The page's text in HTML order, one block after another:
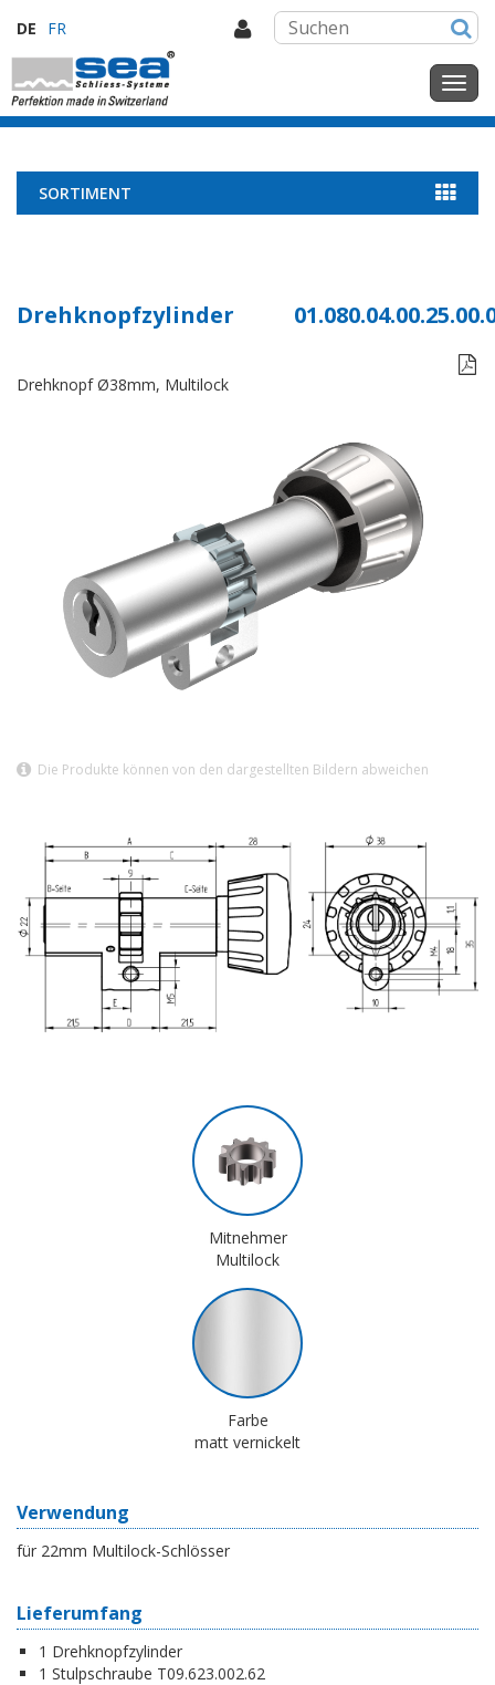
DE FR
SORTIMENT
Drehknopfzylinder

Drehknopf Ø38mm, Multilock
Die Produkte können von den dargestellten Bildern abweichen
Mitnehmer
Multilock
Farbe
matt vernickelt
Verwendung
für 22mm Multilock-Schlösser
Lieferumfang
1 Drehknopfzylinder
1 Stulpschraube T09.623.002.62